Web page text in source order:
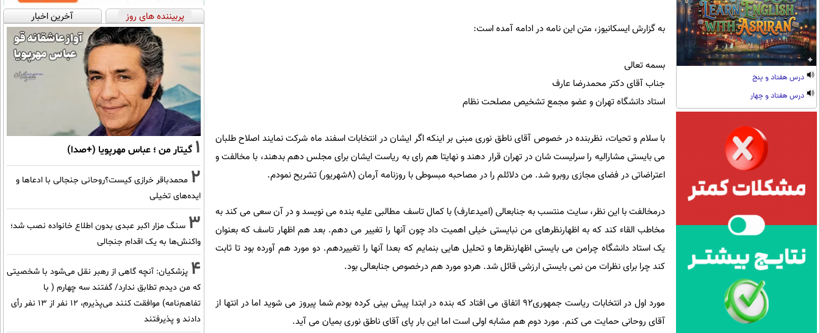
درس هفتاد و پنج
درس هفتاد و چهار
به گزارش ایسکانیوز، متن این نامه در ادامه آمده است:
بسمه تعالی
جناب آقای دکتر محمدرضا عارف
استاد دانشگاه تهران و عضو مجمع تشخیص مصلحت نظام
با سلام و تحیات، نظربنده در خصوص آقای ناطق نوری مبنی بر اینکه اگر ایشان در انتخابات اسفند ماه شرکت نمایند اصلاح طلبان
می بایستی مشارالیه را سرلیست شان در تهران قرار دهند و نهایتا هم رای به ریاست ایشان برای مجلس دهم بدهند، با مخالفت و
اعتراضاتی در فضای مجازی روبرو شد. من دلائلم را در مصاحبه مبسوطی با روزنامه آرمان (۸شهریور) تشریح نمودم.
درمخالفت با این نظر، سایت منتسب به جنابعالی (امیدعارف) با کمال تاسف مطالبی علیه بنده می نویسد و در آن سعی می کند به
مخاطب القاء کند که به اظهارنظرهای من نبایستی خیلی اهمیت داد چون آنها را تغییر می دهم. بعد هم اظهار تاسف که بعنوان
یک استاد دانشگاه چرامن می بایستی اظهارنظرها و تحلیل هایی بنمایم که بعدا آنها را تغییردهم. دو مورد هم آورده بود تا ثابت
کند چرا برای نظرات من نمی بایستی ارزشی قائل شد. هردو مورد هم درخصوص جنابعالی بود.
مورد اول در انتخابات ریاست جمهوری۹۲ اتفاق می افتاد که بنده در ابتدا پیش بینی کرده بودم شما پیروز می شوید اما در انتها از
آقای روحانی حمایت می کنم. مورد دوم هم مشابه اولی است اما این بار پای آقای ناطق نوری بمیان می آید.
پربیننده های روز آخرین اخبار
1 گیتار من ؛ عباس مهرپویا (+صدا)
2 محمدباقر خرازی کیست؟روحانی جنجالی با ادعاها و
ایده‌های تخیلی
3 سنگ مزار اکبر عبدی بدون اطلاع خانواده نصب شد؛
واکنش‌ها به یک اقدام جنجالی
4 پزشکیان‌: آنچه گاهی از رهبر نقل می‌شود با شخصیتی
که من دیدم تطابق ندارد/ گفتند سه چهارم ( با
تفاهم‌نامه) موافقت کنند می‌پذیرم، 12 نفر از 13 نفر رأی
دادند و پذیرفتند